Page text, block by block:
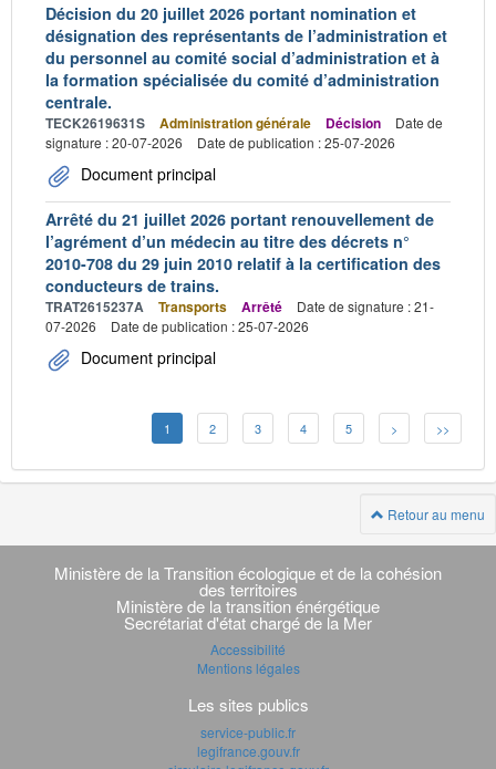
Décision du 20 juillet 2026 portant nomination et
désignation des représentants de l’administration et
du personnel au comité social d’administration et à
la formation spécialisée du comité d’administration
centrale.
TECK2619631S Administration générale Décision
Date de
signature : 20-07-2026
Date de publication : 25-07-2026
Document principal
Arrêté du 21 juillet 2026 portant renouvellement de
l’agrément d’un médecin au titre des décrets n°
2010-708 du 29 juin 2010 relatif à la certification des
conducteurs de trains.
TRAT2615237A Transports Arrêté
Date de signature : 21-
07-2026
Date de publication : 25-07-2026
Document principal
1 2 3 4 5 > >>
Retour au menu
Navigation
transverse
Ministère de la Transition écologique et de la cohésion
des territoires
Ministère de la transition énérgétique
Secrétariat d'état chargé de la Mer
Accessibilité
Mentions légales
Les sites publics
service-public.fr
legifrance.gouv.fr